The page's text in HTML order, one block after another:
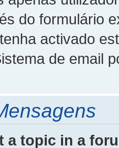
do formulário
activado
de email
a topic in a